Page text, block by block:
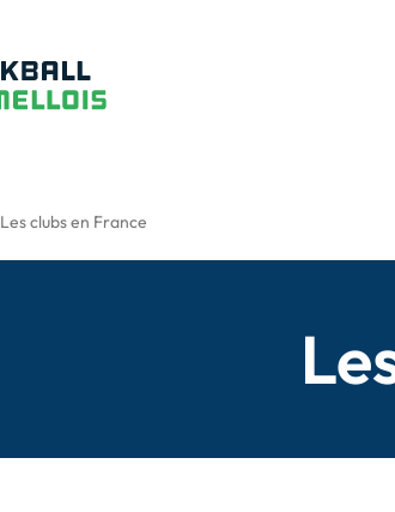
Les clubs en France